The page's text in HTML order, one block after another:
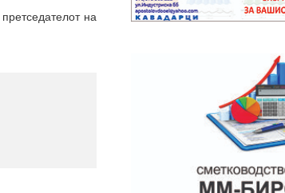
на
МЕСТО ЗА